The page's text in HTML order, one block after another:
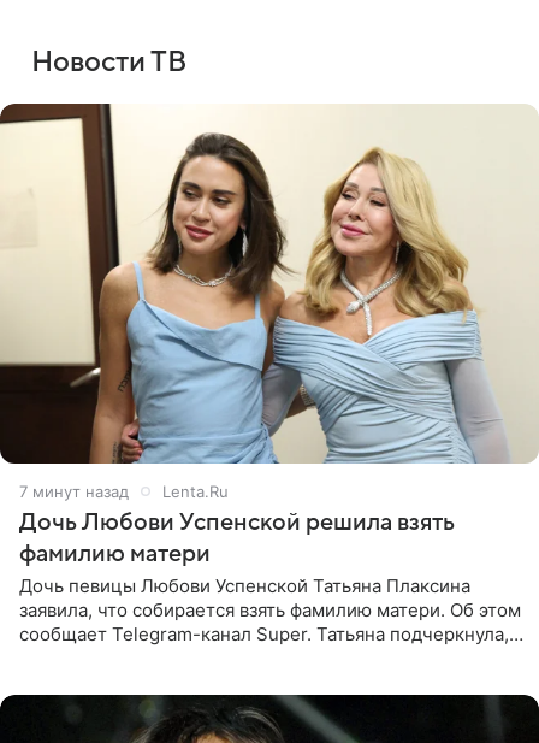
Новости ТВ
7 минут назад Lenta.Ru
Дочь Любови Успенской решила взять
фамилию матери
Дочь певицы Любови Успенской Татьяна Плаксина
заявила, что собирается взять фамилию матери. Об этом
сообщает Telegram-канал Super. Татьяна подчеркнула,